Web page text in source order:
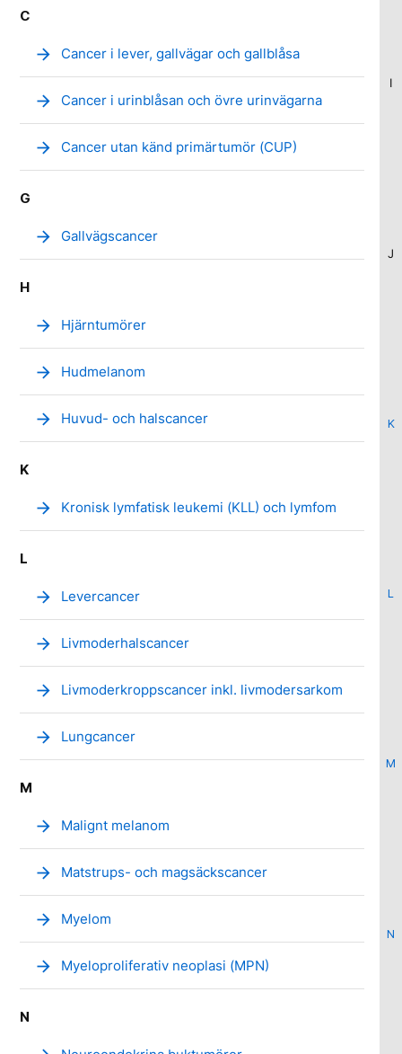
I
J
K
L
M
N
C
arrow_forward Cancer i lever, gallvägar och gallblåsa
arrow_forward Cancer i urinblåsan och övre urinvägarna
arrow_forward Cancer utan känd primärtumör (CUP)
G
arrow_forward Gallvägscancer
H
arrow_forward Hjärntumörer
arrow_forward Hudmelanom
arrow_forward Huvud- och halscancer
K
arrow_forward Kronisk lymfatisk leukemi (KLL) och lymfom
L
arrow_forward Levercancer
arrow_forward Livmoderhalscancer
arrow_forward Livmoderkroppscancer inkl. livmodersarkom
arrow_forward Lungcancer
M
arrow_forward Malignt melanom
arrow_forward Matstrups- och magsäckscancer
arrow_forward Myelom
arrow_forward Myeloproliferativ neoplasi (MPN)
N